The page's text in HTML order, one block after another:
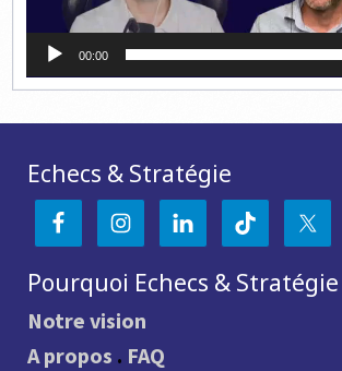
00:00
Echecs & Stratégie
Pourquoi Echecs & Stratégie
Notre vision
A propos . FAQ